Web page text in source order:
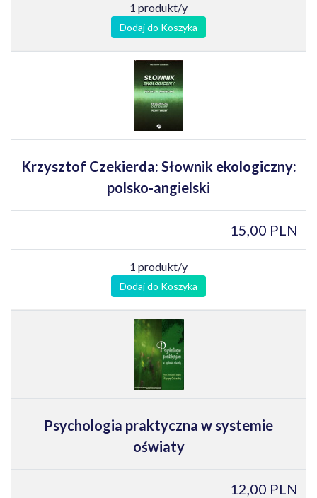
1 produkt/y
Dodaj do Koszyka
Krzysztof Czekierda: Słownik ekologiczny:
polsko-angielski
15,00 PLN
1 produkt/y
Dodaj do Koszyka
Psychologia praktyczna w systemie
oświaty
12,00 PLN